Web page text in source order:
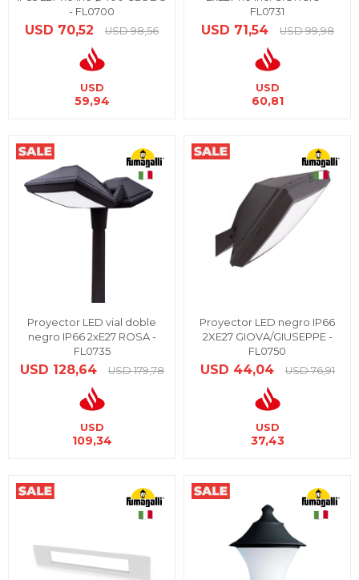
- FL0700
USD 70,52 USD 98,56
USD
59,94
FL0731
USD 71,54 USD 99,98
USD
60,81
Proyector LED vial doble
negro IP66 2xE27 ROSA -
FL0735
USD 128,64 USD 179,78
USD
109,34
Proyector LED negro IP66
2XE27 GIOVA/GIUSEPPE -
FL0750
USD 44,04 USD 76,91
USD
37,43